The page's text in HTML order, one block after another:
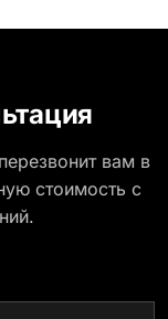
вам в
стоимость с